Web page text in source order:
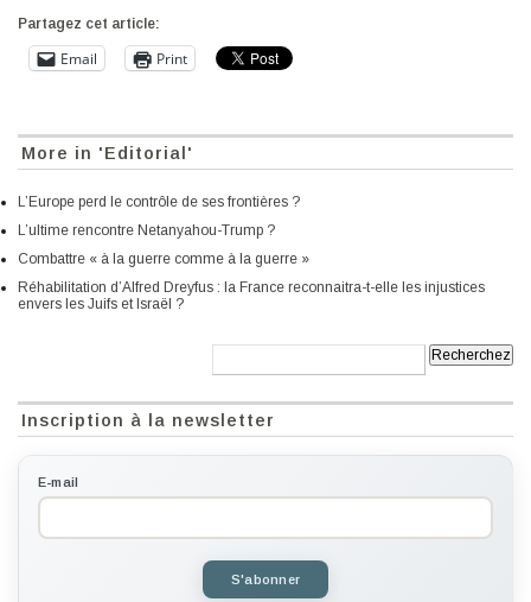
Partagez cet article:
Email Print
More in 'Editorial'
L’Europe perd le contrôle de ses frontières ?
L’ultime rencontre Netanyahou-Trump ?
Combattre « à la guerre comme à la guerre »
Réhabilitation d’Alfred Dreyfus : la France reconnaitra-t-elle les injustices
envers les Juifs et Israël ?
Inscription à la newsletter
E-mail
S'abonner